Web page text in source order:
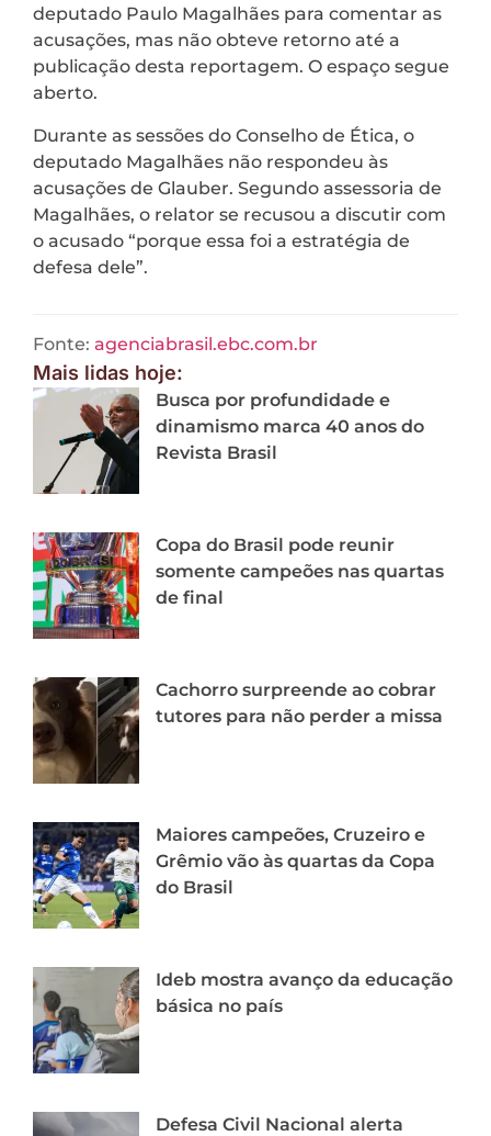
deputado Paulo Magalhães para comentar as
acusações, mas não obteve retorno até a
publicação desta reportagem. O espaço segue
aberto.
Durante as sessões do Conselho de Ética, o
deputado Magalhães não respondeu às
acusações de Glauber. Segundo assessoria de
Magalhães, o relator se recusou a discutir com
o acusado “porque essa foi a estratégia de
defesa dele”.
Fonte: agenciabrasil.ebc.com.br
Mais lidas hoje:
Busca por profundidade e
dinamismo marca 40 anos do
Revista Brasil
Copa do Brasil pode reunir
somente campeões nas quartas
de final
Cachorro surpreende ao cobrar
tutores para não perder a missa
Maiores campeões, Cruzeiro e
Grêmio vão às quartas da Copa
do Brasil
Ideb mostra avanço da educação
básica no país
Defesa Civil Nacional alerta